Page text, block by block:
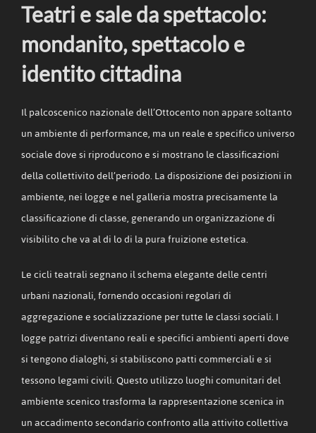
Teatri e sale da spettacolo:
mondanito, spettacolo e
identito cittadina
Il palcoscenico nazionale dell’Ottocento non appare soltanto
un ambiente di performance, ma un reale e specifico universo
sociale dove si riproducono e si mostrano le classificazioni
della collettivito dell’periodo. La disposizione dei posizioni in
ambiente, nei logge e nel galleria mostra precisamente la
classificazione di classe, generando un organizzazione di
visibilito che va al di lo di la pura fruizione estetica.
Le cicli teatrali segnano il schema elegante delle centri
urbani nazionali, fornendo occasioni regolari di
aggregazione e socializzazione per tutte le classi sociali. I
logge patrizi diventano reali e specifici ambienti aperti dove
si tengono dialoghi, si stabiliscono patti commerciali e si
tessono legami civili. Questo utilizzo luoghi comunitari del
ambiente scenico trasforma la rappresentazione scenica in
un accadimento secondario confronto alla attivito collettiva